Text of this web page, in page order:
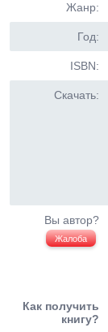
Жанр:
Год:
ISBN:
Скачать:
Вы автор?
Жалоба
Как получить
книгу?